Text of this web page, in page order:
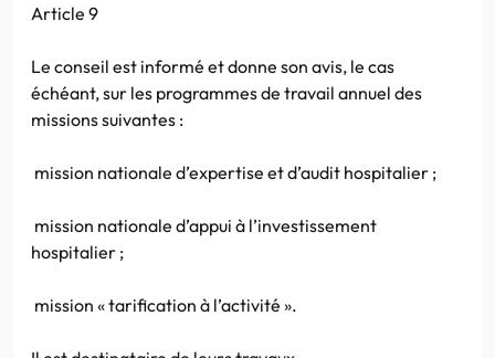
Article 9
Le conseil est informé et donne son avis, le cas
échéant, sur les programmes de travail annuel des
missions suivantes :
mission nationale d’expertise et d’audit hospitalier ;
mission nationale d’appui à l’investissement
hospitalier ;
mission « tarification à l’activité ».